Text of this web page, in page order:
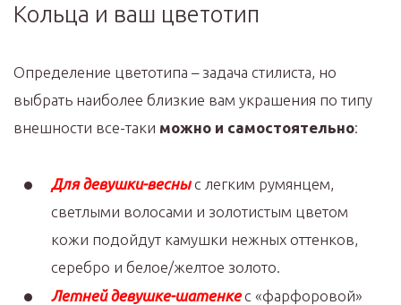
Кольца и ваш цветотип
Определение цветотипа – задача стилиста, но
выбрать наиболее близкие вам украшения по типу
внешности все-таки можно и самостоятельно:
Для девушки-весны с легким румянцем,
светлыми волосами и золотистым цветом
кожи подойдут камушки нежных оттенков,
серебро и белое/желтое золото.
Летней девушке-шатенке с «фарфоровой»